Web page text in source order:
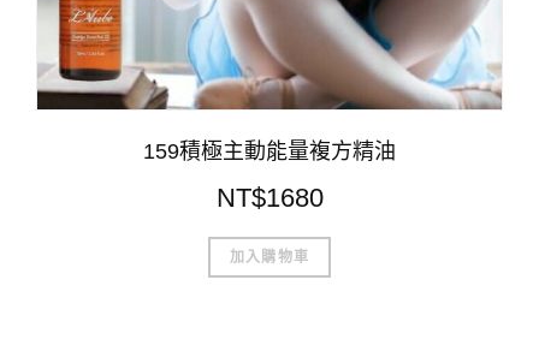
159積極主動能量複方精油
NT$1680
加入購物車